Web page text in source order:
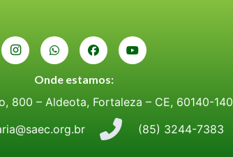
Onde estamos:
800 – Aldeota, Fortaleza – CE, 60140-140
(85) 3244-7383